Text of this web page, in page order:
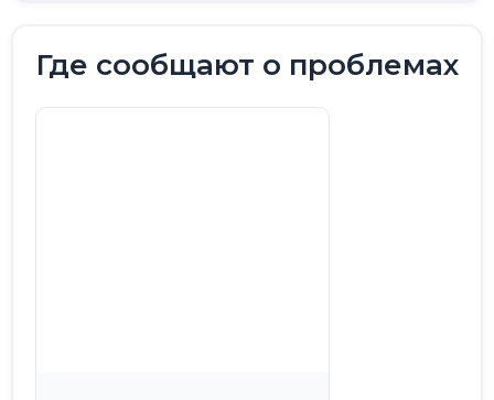
Где сообщают о проблемах